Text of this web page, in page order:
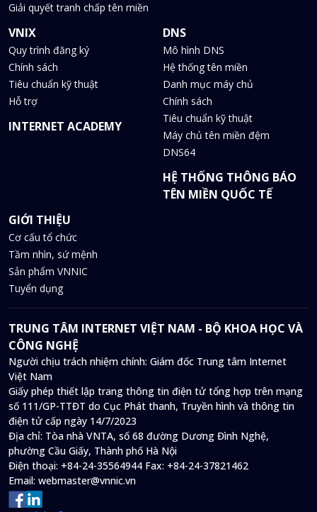
Giải quyết tranh chấp tên miền
VNIX
Quy trình đăng ký
Chính sách
Tiêu chuẩn kỹ thuật
Hỗ trợ
INTERNET ACADEMY
DNS
Mô hình DNS
Hệ thống tên miền
Danh mục máy chủ
Chính sách
Tiêu chuẩn kỹ thuật
Máy chủ tên miền đệm
DNS64
HỆ THỐNG THÔNG BÁO
TÊN MIỀN QUỐC TẾ
GIỚI THIỆU
Cơ cấu tổ chức
Tầm nhìn, sứ mệnh
Sản phẩm VNNIC
Tuyển dụng
TRUNG TÂM INTERNET VIỆT NAM - BỘ KHOA HỌC VÀ
CÔNG NGHỆ
Người chịu trách nhiệm chính: Giám đốc Trung tâm Internet
Việt Nam
Giấy phép thiết lập trang thông tin điện tử tổng hợp trên mạng
số 111/GP-TTĐT do Cục Phát thanh, Truyền hình và thông tin
điện tử cấp ngày 14/7/2023
Địa chỉ: Tòa nhà VNTA, số 68 đường Dương Đình Nghệ,
phường Cầu Giấy, Thành phố Hà Nội
Điện thoại: +84-24-35564944 Fax: +84-24-37821462
Email: webmaster@vnnic.vn